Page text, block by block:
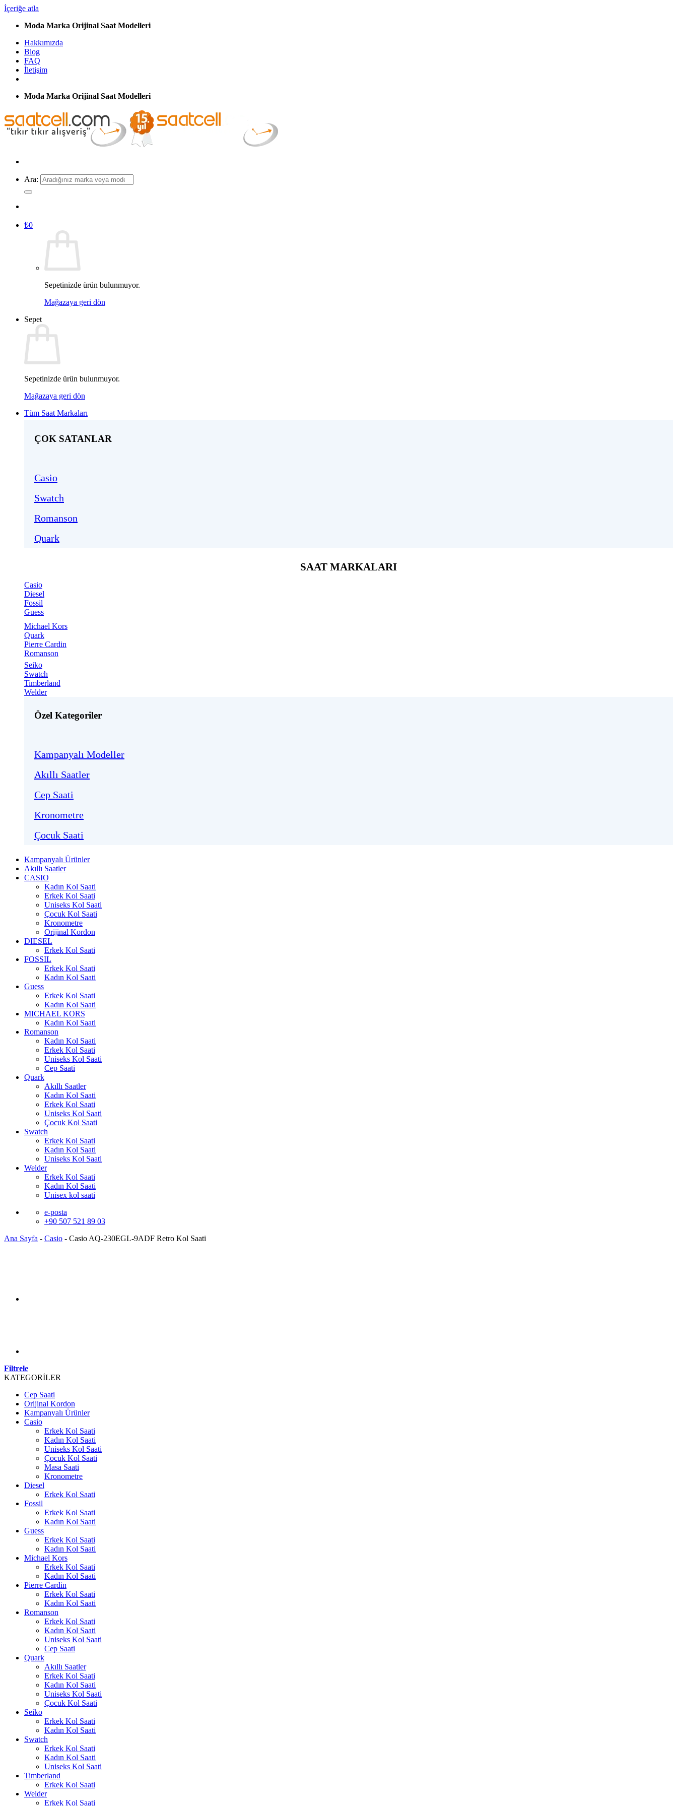
İçeriğe atla
Moda Marka Orijinal Saat Modelleri
Hakkımızda
Blog
FAQ
İletişim
Moda Marka Orijinal Saat Modelleri
Ara:
₺0
Sepetinizde ürün bulunmuyor.
Mağazaya geri dön
Sepet
Sepetinizde ürün bulunmuyor.
Mağazaya geri dön
Tüm Saat Markaları
ÇOK SATANLAR
Casio
Swatch
Romanson
Quark
SAAT MARKALARI
Casio
Diesel
Fossil
Guess
Michael Kors
Quark
Pierre Cardin
Romanson
Seiko
Swatch
Timberland
Welder
Özel Kategoriler
Kampanyalı Modeller
Akıllı Saatler
Cep Saati
Kronometre
Çocuk Saati
Kampanyalı Ürünler
Akıllı Saatler
CASIO
Kadın Kol Saati
Erkek Kol Saati
Uniseks Kol Saati
Çocuk Kol Saati
Kronometre
Orijinal Kordon
DIESEL
Erkek Kol Saati
FOSSIL
Erkek Kol Saati
Kadın Kol Saati
Guess
Erkek Kol Saati
Kadın Kol Saati
MICHAEL KORS
Kadın Kol Saati
Romanson
Kadın Kol Saati
Erkek Kol Saati
Uniseks Kol Saati
Cep Saati
Quark
Akıllı Saatler
Kadın Kol Saati
Erkek Kol Saati
Uniseks Kol Saati
Çocuk Kol Saati
Swatch
Erkek Kol Saati
Kadın Kol Saati
Uniseks Kol Saati
Welder
Erkek Kol Saati
Kadın Kol Saati
Unisex kol saati
e-posta
+90 507 521 89 03
Ana Sayfa - Casio - Casio AQ-230EGL-9ADF Retro Kol Saati
Filtrele
KATEGORİLER
Cep Saati
Orijinal Kordon
Kampanyalı Ürünler
Casio
Erkek Kol Saati
Kadın Kol Saati
Uniseks Kol Saati
Çocuk Kol Saati
Masa Saati
Kronometre
Diesel
Erkek Kol Saati
Fossil
Erkek Kol Saati
Kadın Kol Saati
Guess
Erkek Kol Saati
Kadın Kol Saati
Michael Kors
Erkek Kol Saati
Kadın Kol Saati
Pierre Cardin
Erkek Kol Saati
Kadın Kol Saati
Romanson
Erkek Kol Saati
Kadın Kol Saati
Uniseks Kol Saati
Cep Saati
Quark
Akıllı Saatler
Erkek Kol Saati
Kadın Kol Saati
Uniseks Kol Saati
Çocuk Kol Saati
Seiko
Erkek Kol Saati
Kadın Kol Saati
Swatch
Erkek Kol Saati
Kadın Kol Saati
Uniseks Kol Saati
Timberland
Erkek Kol Saati
Welder
Erkek Kol Saati